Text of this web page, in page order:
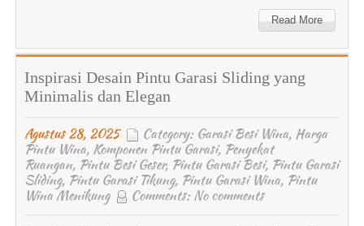
Read More
Inspirasi Desain Pintu Garasi Sliding yang
Minimalis dan Elegan
Agustus 28, 2025 Category: Garasi Besi Wina, Harga
Pintu Wina, Komponen Pintu Garasi, Penyekat
Ruangan, Pintu Besi Geser, Pintu Garasi Besi, Pintu Garasi
Sliding, Pintu Garasi Tikung, Pintu Garasi Wina, Pintu
Wina Menikung
Comments: No comments